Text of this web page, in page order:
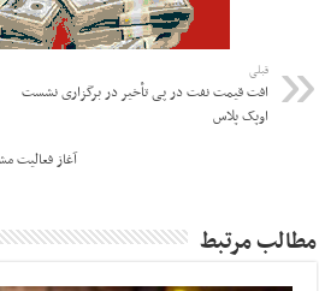
قبلی
افت قیمت نفت در پی تأخیر در برگزاری نشست
اوپک پلاس
آغاز فعالیت
مطالب مرتبط